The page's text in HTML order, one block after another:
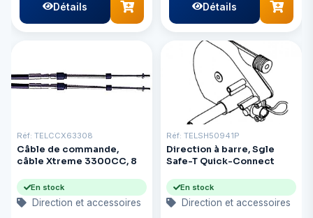
Détails Détails
Réf: TELCCX63308
Câble de commande,
câble Xtreme 3300CC, 8
En stock
Direction et accessoires
Réf: TELSH50941P
Direction à barre, Sgle
Safe-T Quick-Connect
En stock
Direction et accessoires